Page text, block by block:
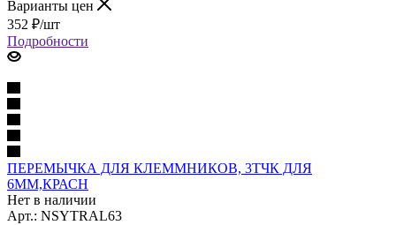
Варианты цен
352 ₽/шт
Подробности
ПЕРЕМЫЧКА ДЛЯ КЛЕММНИКОВ, 3ТЧК ДЛЯ
6ММ,КРАСН
Нет в наличии
Арт.: NSYTRAL63